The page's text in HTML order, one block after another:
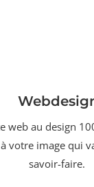
web au design
votre image qui
savoir-faire.